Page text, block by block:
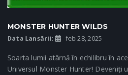
MONSTER HUNTER WILDS
Data Lansării: feb 28, 2025
Soarta lumii atârnă în echilibru în
Universul Monster Hunter! Deveniți